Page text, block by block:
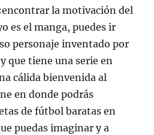
la motivación del
es el manga, puedes ir
personaje inventado por
que tiene una serie en
cálida bienvenida al
en donde podrás
de fútbol baratas en
puedas imaginar y a